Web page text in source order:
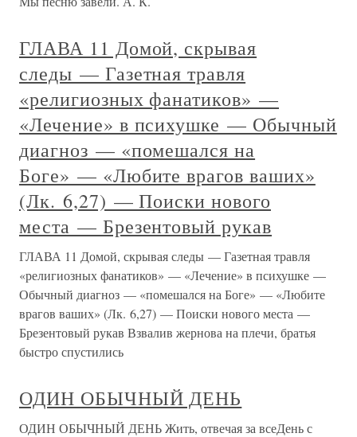
ГЛАВА 11 Домой, скрывая
следы — Газетная травля
«религиозных фанатиков» —
«Лечение» в психушке — Обычный
диагноз — «помешался на
Боге» — «Любите врагов ваших»
(Лк. 6,27) — Поиски нового
места — Брезентовый рукав
ГЛАВА 11 Домой, скрывая следы — Газетная травля
«религиозных фанатиков» — «Лечение» в психушке —
Обычный диагноз — «помешался на Боге» — «Любите
врагов ваших» (Лк. 6,27) — Поиски нового места —
Брезентовый рукав Взвалив жернова на плечи, братья
быстро спустились
ОДИН ОБЫЧНЫЙ ДЕНЬ
ОДИН ОБЫЧНЫЙ ДЕНЬ Жить, отвечая за всеДень с